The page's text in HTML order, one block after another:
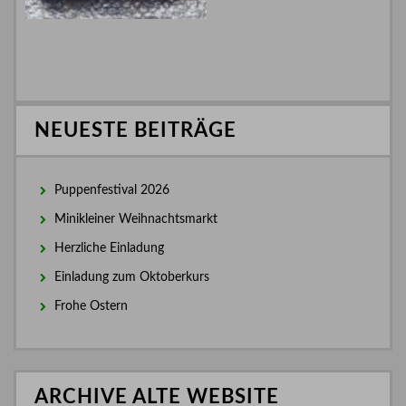
NEUESTE BEITRÄGE
Puppenfestival 2026
Minikleiner Weihnachtsmarkt
Herzliche Einladung
Einladung zum Oktoberkurs
Frohe Ostern
ARCHIVE ALTE WEBSITE